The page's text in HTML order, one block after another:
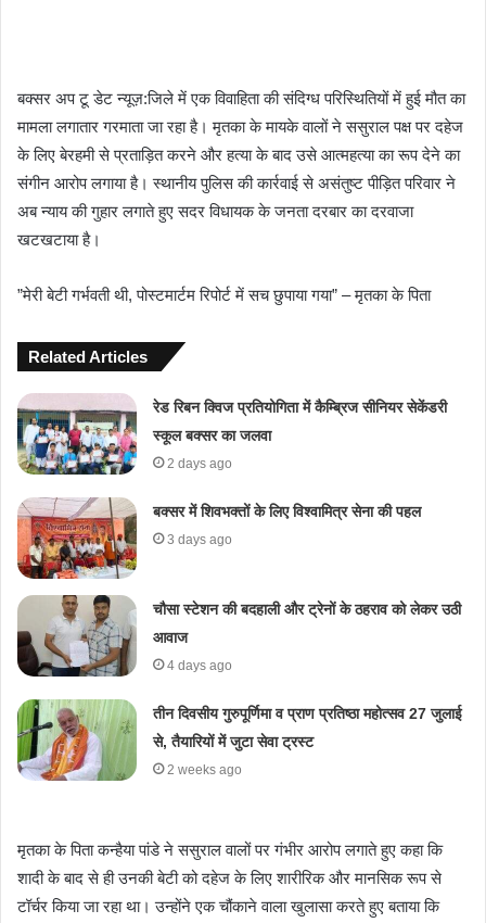
बक्सर अप टू डेट न्यूज़:जिले में एक विवाहिता की संदिग्ध परिस्थितियों में हुई मौत का
मामला लगातार गरमाता जा रहा है। मृतका के मायके वालों ने ससुराल पक्ष पर दहेज
के लिए बेरहमी से प्रताड़ित करने और हत्या के बाद उसे आत्महत्या का रूप देने का
संगीन आरोप लगाया है। स्थानीय पुलिस की कार्रवाई से असंतुष्ट पीड़ित परिवार ने
अब न्याय की गुहार लगाते हुए सदर विधायक के जनता दरबार का दरवाजा
खटखटाया है।
​”मेरी बेटी गर्भवती थी, पोस्टमार्टम रिपोर्ट में सच छुपाया गया” – मृतका के पिता
Related Articles
रेड रिबन क्विज प्रतियोगिता में कैम्ब्रिज सीनियर सेकेंडरी
स्कूल बक्सर का जलवा
2 days ago
​बक्सर में शिवभक्तों के लिए विश्वामित्र सेना की पहल
3 days ago
चौसा स्टेशन की बदहाली और ट्रेनों के ठहराव को लेकर उठी
आवाज
4 days ago
तीन दिवसीय गुरुपूर्णिमा व प्राण प्रतिष्ठा महोत्सव 27 जुलाई
से, तैयारियों में जुटा सेवा ट्रस्ट
2 weeks ago
​मृतका के पिता कन्हैया पांडे ने ससुराल वालों पर गंभीर आरोप लगाते हुए कहा कि
शादी के बाद से ही उनकी बेटी को दहेज के लिए शारीरिक और मानसिक रूप से
टॉर्चर किया जा रहा था। उन्होंने एक चौंकाने वाला खुलासा करते हुए बताया कि